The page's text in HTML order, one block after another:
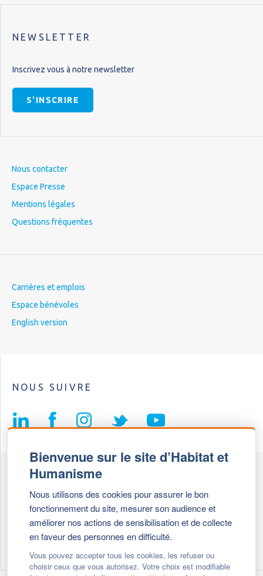
Bienvenue sur le site d’Habitat et
Humanisme
Nous utilisons des cookies pour assurer le bon
fonctionnement du site, mesurer son audience et
améliorer nos actions de sensibilisation et de collecte
en faveur des personnes en difficulté.
Vous pouvez accepter tous les cookies, les refuser ou
choisir ceux que vous autorisez. Votre choix est modifiable
NEWSLETTER
Inscrivez vous à notre newsletter
S'INSCRIRE
Nous contacter
Espace Presse
Mentions légales
Questions fréquentes
Carrières et emplois
Espace bénévoles
English version
NOUS SUIVRE
69647 Caluire et Cuire cedex
+ 33 (0)4 72 27 42 58